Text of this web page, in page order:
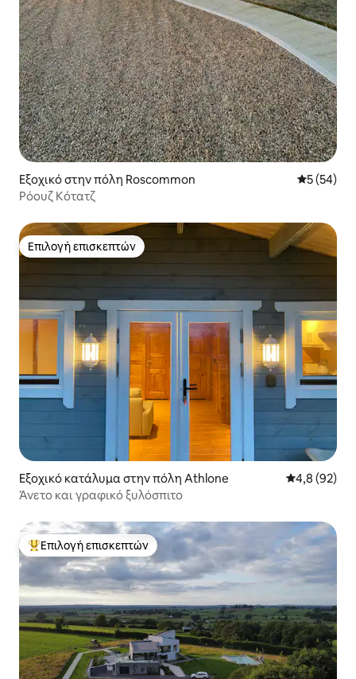
Εξοχικό στην πόλη Roscommon Μέση
5 (54)
Ρόουζ Κότατζ
Επιλογή επισκεπτών
Επιλογή επισκεπτών
Εξοχικό κατάλυμα στην πόλη Athlone Μέση
4,8 (92)
Άνετο και γραφικό ξυλόσπιτο
Κορυφαία επιλογή επισκεπτών
Επιλογή επισκεπτών